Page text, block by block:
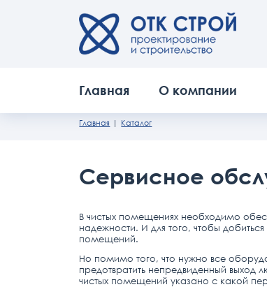
Главная О компании
Главная Каталог
Сервисное
В чистых помещениях необходимо
надежности. И для того, чтобы
помещений.
Но помимо того, что нужно все
предотвратить непредвиденный выход
чистых помещений указано с какой